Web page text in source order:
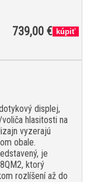
739,00 €
displej,
hlasitosti na
vyzerajú
obale.
je
ktorý
rozlíšení až do